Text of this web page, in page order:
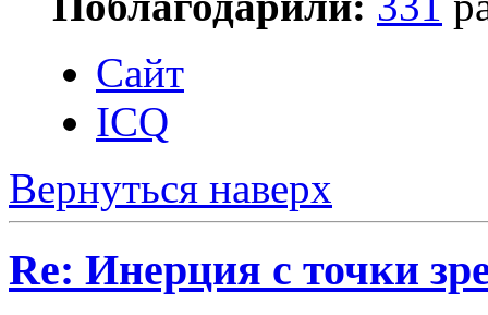
Сайт
ICQ
Вернуться наверх
Re: Инерция с точки